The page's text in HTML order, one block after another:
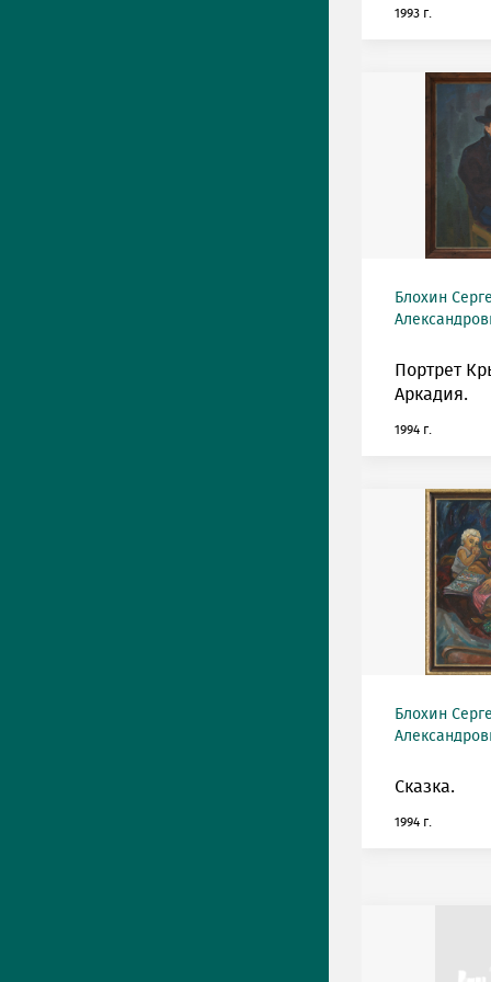
1993 г.
Блохин
Портрет
Аркадия.
1994 г.
Блохин
Сказка.
1994 г.